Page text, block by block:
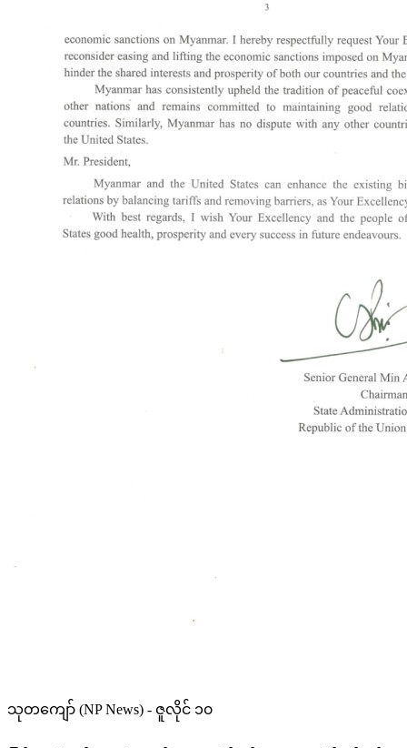
သုတကျော် (NP News) - ဇူလိုင် ၁၀